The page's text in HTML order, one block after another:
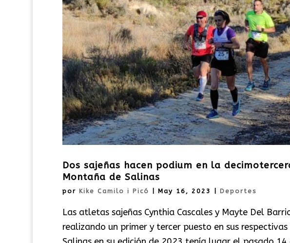
Dos sajeñas hacen podium en la
Montaña de Salinas
por Kike Camilo i Picó May 16, 2023 Deportes
Las atletas sajeñas Cynthia Cascales y Mayte Del
realizando un primer y tercer puesto en sus